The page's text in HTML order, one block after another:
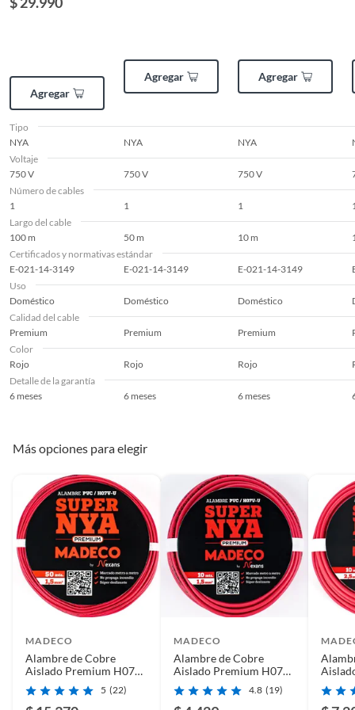
metro(s)
Agregar
Agregar Agregar
Tipo
NYA
NYA NYA
Voltaje
750 V
750 V 750 V
Número de cables
1
1 1
Largo del cable
100 m
50 m 10 m
Certificados y normativas estándar
E-021-14-3149
E-021-14-3149 E-021-14-3149
Uso
Doméstico
Doméstico Doméstico
Calidad del cable
Premium
Premium Premium
Color
Rojo
Rojo Rojo
Detalle de la garantía
6 meses
6 meses 6 meses
Más opciones para elegir
MADECO
Alambre de Cobre
Aislado Premium H07V-
U 1x1,5 mm2 Rojo 50
metro(s)
5 (22)
MADECO
Alambre de Cobre
Aislado Premium H07V-
U 1x1,5 mm2 Rojo 10
metro(s)
4.8 (19)
U